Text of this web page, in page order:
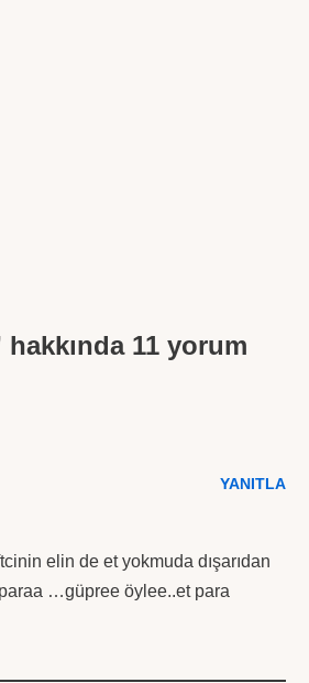
11 yorum
YANITLA
elin de et yokmuda dışarıdan
…güpree öylee..et para